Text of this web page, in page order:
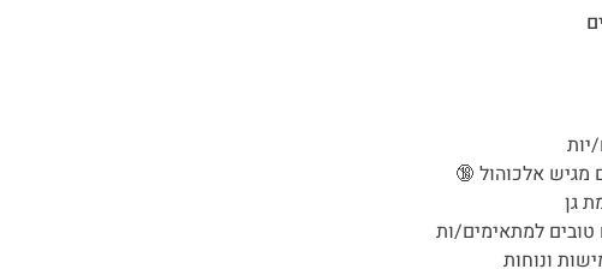
גן
למתאימים/ות
ונוחות